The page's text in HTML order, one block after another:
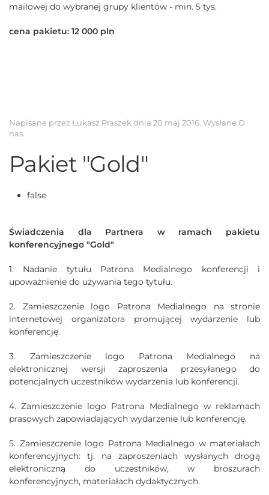
mailowej do wybranej grupy klientów - min. 5 tys.
cena pakietu: 12 000 pln
Napisane przez Łukasz Praszek dnia 20 maj 2016. Wysłane O
nas.
Pakiet "Gold"
false
Świadczenia dla Partnera w ramach pakietu
konferencyjnego "Gold"
1. Nadanie tytułu Patrona Medialnego konferencji i
upoważnienie do używania tego tytułu.
2. Zamieszczenie logo Patrona Medialnego na stronie
internetowej organizatora promującej wydarzenie lub
konferencję.
3. Zamieszczenie logo Patrona Medialnego na
elektronicznej wersji zaproszenia przesyłanego do
potencjalnych uczestników wydarzenia lub konferencji.
4. Zamieszczenie logo Patrona Medialnego w reklamach
prasowych zapowiadających wydarzenie lub konferencję.
5. Zamieszczenie logo Patrona Medialnego w materiałach
konferencyjnych: tj. na zaproszeniach wysłanych drogą
elektroniczną do uczestników, w broszurach
konferencyjnych, materiałach dydaktycznych.